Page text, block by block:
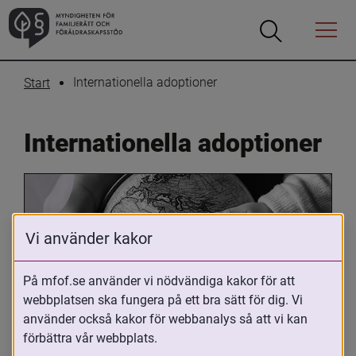
Öppna
Öppna
Menyn
Start Internationella adoptioner
Internationella adoptioner
Oavsett om du är adopterad,
adoptivförälder eller arbetar med
Vi använder kakor
På mfof.se använder vi nödvändiga kakor för att
webbplatsen ska fungera på ett bra sätt för dig. Vi
använder också kakor för webbanalys så att vi kan
förbättra vår webbplats.